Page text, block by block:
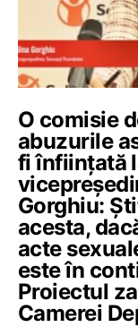
O comisie
abuzurile
fi înființată
Gorghiu:
acesta,
acte
este în
Proiectul
Camerei